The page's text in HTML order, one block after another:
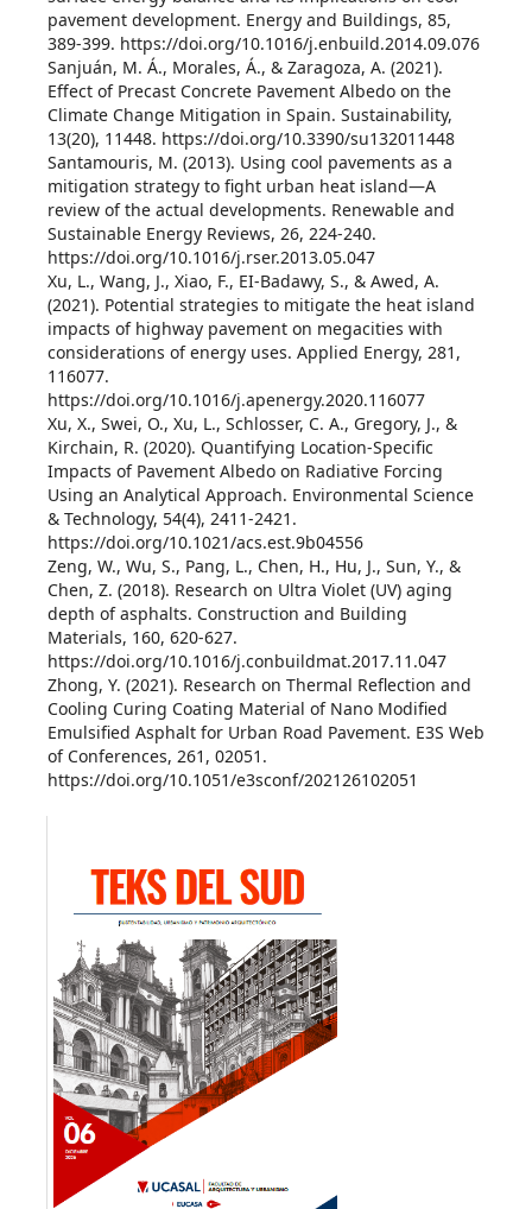
pavement development. Energy and Buildings, 85,
389-399. https://doi.org/10.1016/j.enbuild.2014.09.076
Sanjuán, M. Á., Morales, Á., & Zaragoza, A. (2021).
Effect of Precast Concrete Pavement Albedo on the
Climate Change Mitigation in Spain. Sustainability,
13(20), 11448. https://doi.org/10.3390/su132011448
Santamouris, M. (2013). Using cool pavements as a
mitigation strategy to fight urban heat island—A
review of the actual developments. Renewable and
Sustainable Energy Reviews, 26, 224-240.
https://doi.org/10.1016/j.rser.2013.05.047
Xu, L., Wang, J., Xiao, F., EI-Badawy, S., & Awed, A.
(2021). Potential strategies to mitigate the heat island
impacts of highway pavement on megacities with
considerations of energy uses. Applied Energy, 281,
116077.
https://doi.org/10.1016/j.apenergy.2020.116077
Xu, X., Swei, O., Xu, L., Schlosser, C. A., Gregory, J., &
Kirchain, R. (2020). Quantifying Location-Specific
Impacts of Pavement Albedo on Radiative Forcing
Using an Analytical Approach. Environmental Science
& Technology, 54(4), 2411-2421.
https://doi.org/10.1021/acs.est.9b04556
Zeng, W., Wu, S., Pang, L., Chen, H., Hu, J., Sun, Y., &
Chen, Z. (2018). Research on Ultra Violet (UV) aging
depth of asphalts. Construction and Building
Materials, 160, 620-627.
https://doi.org/10.1016/j.conbuildmat.2017.11.047
Zhong, Y. (2021). Research on Thermal Reflection and
Cooling Curing Coating Material of Nano Modified
Emulsified Asphalt for Urban Road Pavement. E3S Web
of Conferences, 261, 02051.
https://doi.org/10.1051/e3sconf/202126102051